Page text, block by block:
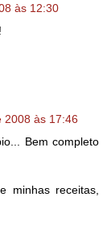
às 12:30
2008 às 17:46
Bem completo
minhas receitas,